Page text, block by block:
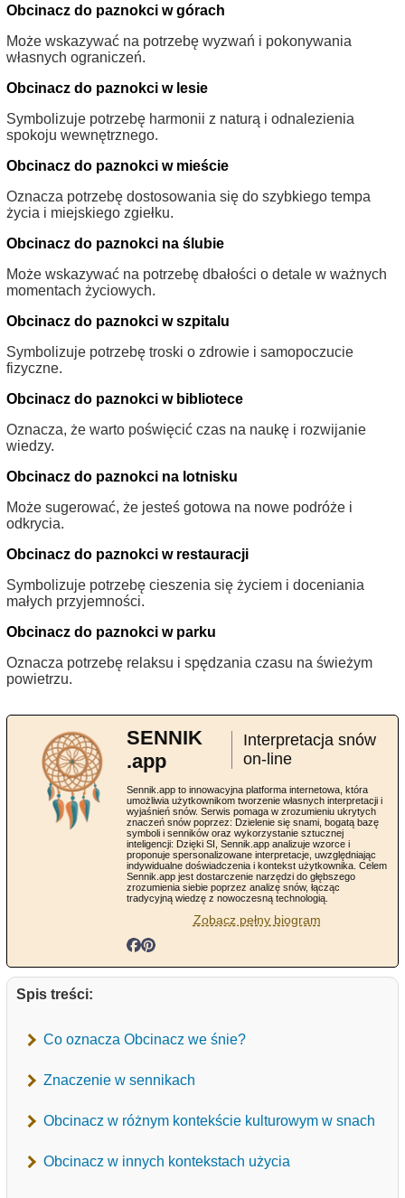
Obcinacz do paznokci w górach
Może wskazywać na potrzebę wyzwań i pokonywania
własnych ograniczeń.
Obcinacz do paznokci w lesie
Symbolizuje potrzebę harmonii z naturą i odnalezienia
spokoju wewnętrznego.
Obcinacz do paznokci w mieście
Oznacza potrzebę dostosowania się do szybkiego tempa
życia i miejskiego zgiełku.
Obcinacz do paznokci na ślubie
Może wskazywać na potrzebę dbałości o detale w ważnych
momentach życiowych.
Obcinacz do paznokci w szpitalu
Symbolizuje potrzebę troski o zdrowie i samopoczucie
fizyczne.
Obcinacz do paznokci w bibliotece
Oznacza, że warto poświęcić czas na naukę i rozwijanie
wiedzy.
Obcinacz do paznokci na lotnisku
Może sugerować, że jesteś gotowa na nowe podróże i
odkrycia.
Obcinacz do paznokci w restauracji
Symbolizuje potrzebę cieszenia się życiem i doceniania
małych przyjemności.
Obcinacz do paznokci w parku
Oznacza potrzebę relaksu i spędzania czasu na świeżym
powietrzu.
SENNIK
.app
Interpretacja snów
on-line
Sennik.app to innowacyjna platforma internetowa, która
umożliwia użytkownikom tworzenie własnych interpretacji i
wyjaśnień snów. Serwis pomaga w zrozumieniu ukrytych
znaczeń snów poprzez: Dzielenie się snami, bogatą bazę
symboli i senników oraz wykorzystanie sztucznej
inteligencji: Dzięki SI, Sennik.app analizuje wzorce i
proponuje spersonalizowane interpretacje, uwzględniając
indywidualne doświadczenia i kontekst użytkownika. Celem
Sennik.app jest dostarczenie narzędzi do głębszego
zrozumienia siebie poprzez analizę snów, łącząc
tradycyjną wiedzę z nowoczesną technologią.
Zobacz pełny biogram
Spis treści:
Co oznacza Obcinacz we śnie?
Znaczenie w sennikach
Obcinacz w różnym kontekście kulturowym w snach
Obcinacz w innych kontekstach użycia